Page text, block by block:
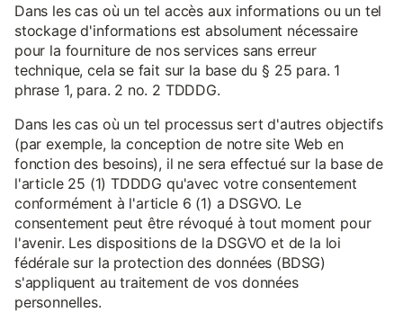
Dans les cas où un tel accès aux informations ou un tel
stockage d'informations est absolument nécessaire
pour la fourniture de nos services sans erreur
technique, cela se fait sur la base du § 25 para. 1
phrase 1, para. 2 no. 2 TDDDG.
Dans les cas où un tel processus sert d'autres objectifs
(par exemple, la conception de notre site Web en
fonction des besoins), il ne sera effectué sur la base de
l'article 25 (1) TDDDG qu'avec votre consentement
conformément à l'article 6 (1) a DSGVO. Le
consentement peut être révoqué à tout moment pour
l'avenir. Les dispositions de la DSGVO et de la loi
fédérale sur la protection des données (BDSG)
s'appliquent au traitement de vos données
personnelles.